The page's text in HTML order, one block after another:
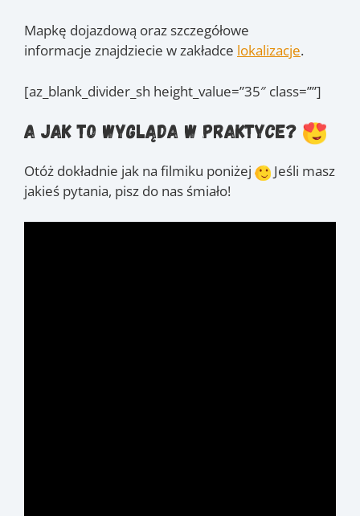
Mapkę dojazdową oraz szczegółowe
informacje znajdziecie w zakładce lokalizacje.
[az_blank_divider_sh height_value=”35″ class=””]
A jak to wygląda w praktyce?
Otóż dokładnie jak na filmiku poniżej
Jeśli masz
jakieś pytania, pisz do nas śmiało!